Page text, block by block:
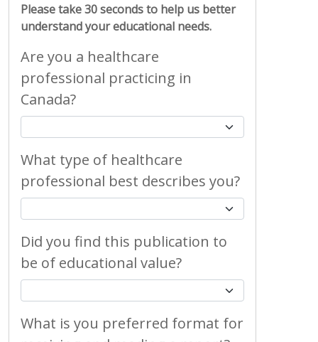
Please take 30 seconds to help us better
understand your educational needs.
Are you a healthcare
professional practicing in
Canada?
What type of healthcare
professional best describes you?
Did you find this publication to
be of educational value?
What is you preferred format for